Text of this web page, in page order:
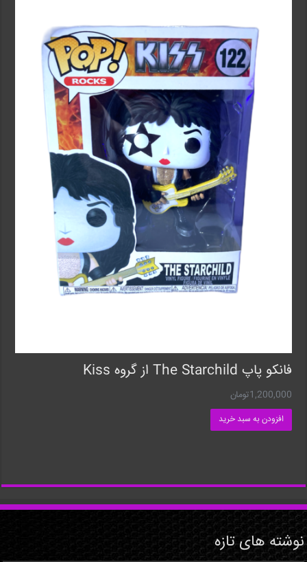
فانکو پاپ The Starchild از گروه Kiss
1,200,000تومان
افزودن به سبد خرید
نوشته های تازه